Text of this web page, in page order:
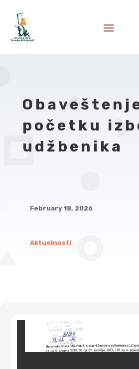
početku
udžbenika
February 18, 2026
Aktuelnosti